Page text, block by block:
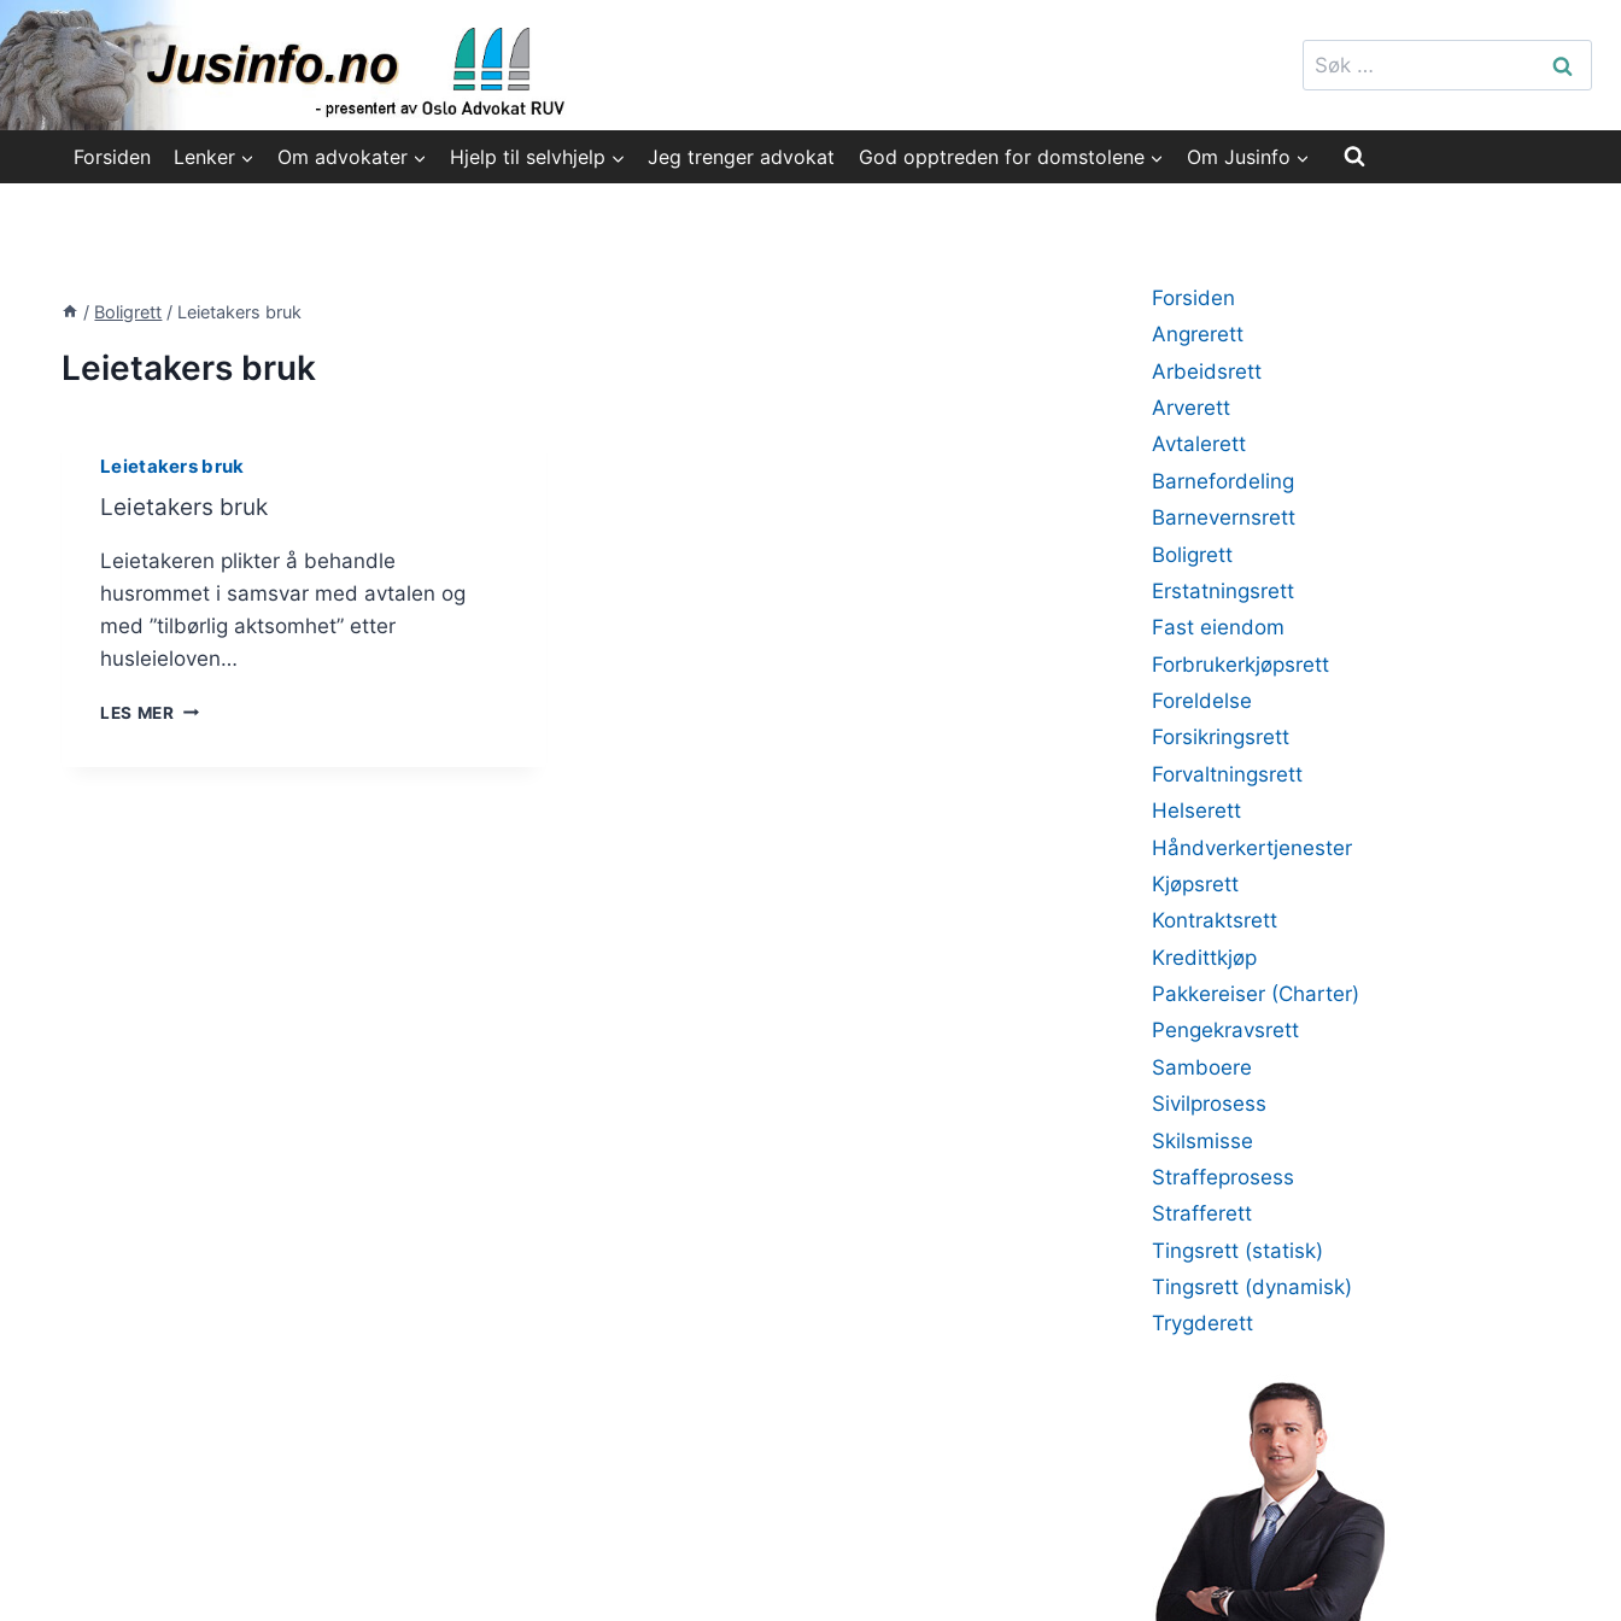
Skip
to
content
Søk
etter:
Forsiden Lenker Om advokater Hjelp til selvhjelp Jeg trenger advokat God opptreden for domstolene Om Jusinfo
/ Boligrett / Leietakers bruk
Leietakers bruk
Leietakers bruk
Leietakers bruk
Leietakeren plikter å behandle
husrommet i samsvar med avtalen og
med ”tilbørlig aktsomhet” etter
husleieloven…
LES MERLEIETAKERS
Forsiden
Angrerett
Arbeidsrett
Arverett
Avtalerett
Barnefordeling
Barnevernsrett
Boligrett
Erstatningsrett
Fast eiendom
Forbrukerkjøpsrett
Foreldelse
Forsikringsrett
Forvaltningsrett
Helserett
Håndverkertjenester
Kjøpsrett
Kontraktsrett
Kredittkjøp
Pakkereiser (Charter)
Pengekravsrett
Samboere
Sivilprosess
Skilsmisse
Straffeprosess
Strafferett
Tingsrett (statisk)
Tingsrett (dynamisk)
Trygderett